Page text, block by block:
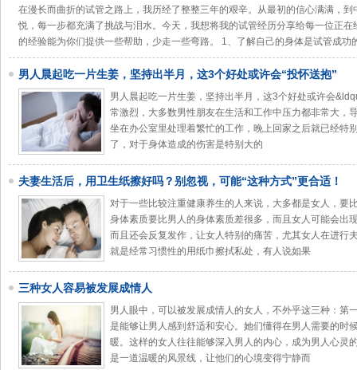
在漫长而曲折的试管之路上，我历经了整整三年的艰辛。从最初的信心满满，
悦，每一步都充满了挑战与泪水。今天，我想将我的试管经历分享给每一位正
的经验能为你们提供一些帮助，少走一些弯路。 1、了解自己的身体是试管成功
男人晨起吃一片生姜，坚持出半月，这3个好处或许会“投怀送抱”
男人晨起吃一片生姜，坚持出半月，这3个好处或许会
常激烈，大多数男性朋友在生活和工作中压力都非常大，
坐在办公室里处理着繁忙的工作，晚上回家之后就已经特
了，对于身体造成的伤害是特别大的
夫妻生活后，用卫生纸擦好吗？别忽视，可能“这种方式”更合适！
对于一些比较注重健康养生的人来说，大多都是女人，要
身体素质要比男人的身体素质差很多，而且女人可能会出
而且还会反复发作，让女人特别的痛苦，尤其女人在进行
就是经常习惯性的用纸巾擦拭私处，有人说如果
三种女人容易被发展成情人
男人眼中，可以被发展成情人的女人，不外乎这三种：第
是能够让男人感到舒适和安心。她们懂得在男人需要的时
暖。这样的女人往往能够深入男人的内心，成为男人心灵
是一道温暖的风景线，让他们的心境变得宁静而